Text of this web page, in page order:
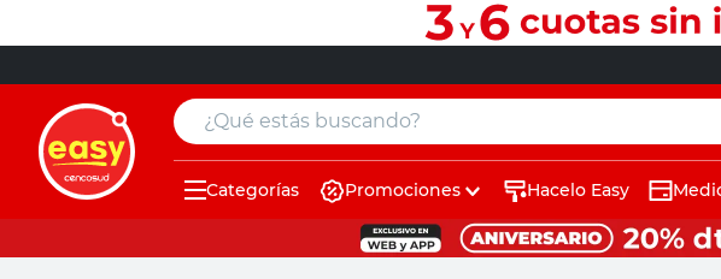
¿Qué estás buscando?
Categorías Promociones Hacelo Easy
muebles